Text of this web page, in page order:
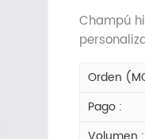
Champú
Orden
Pago :